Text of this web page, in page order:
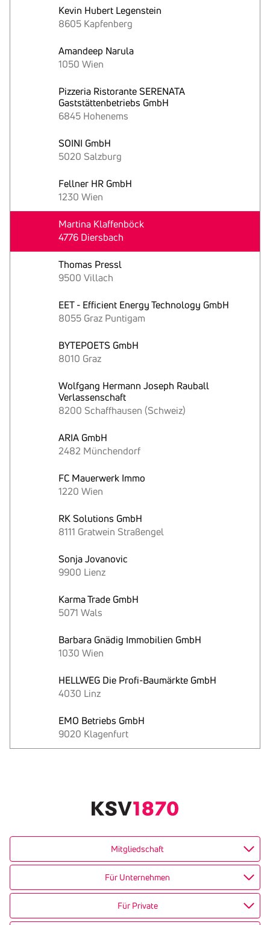
Kevin Hubert Legenstein
8605 Kapfenberg
Amandeep Narula
1050 Wien
Pizzeria Ristorante SERENATA
Gaststättenbetriebs GmbH
6845 Hohenems
SOINI GmbH
5020 Salzburg
Fellner HR GmbH
1230 Wien
Martina Klaffenböck
4776 Diersbach
Thomas Pressl
9500 Villach
EET - Efficient Energy Technology GmbH
8055 Graz Puntigam
BYTEPOETS GmbH
8010 Graz
Wolfgang Hermann Joseph Rauball
Verlassenschaft
8200 Schaffhausen (Schweiz)
ARIA GmbH
2482 Münchendorf
FC Mauerwerk Immo
1220 Wien
RK Solutions GmbH
8111 Gratwein Straßengel
Sonja Jovanovic
9900 Lienz
Karma Trade GmbH
5071 Wals
Barbara Gnädig Immobilien GmbH
1030 Wien
HELLWEG Die Profi-Baumärkte GmbH
4030 Linz
EMO Betriebs GmbH
9020 Klagenfurt
Mitgliedschaft
Für Unternehmen
Für Private